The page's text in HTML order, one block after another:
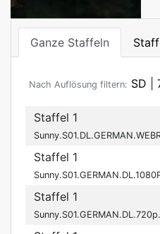
Ganze Staffeln
Nach Auflösung filtern: SD
Staffel 1
Staffel 1
Staffel 1